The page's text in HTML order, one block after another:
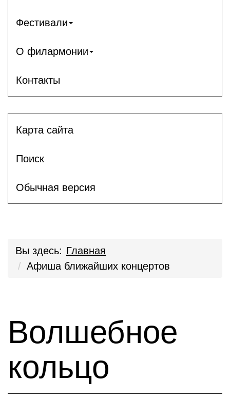
Фестивали
О филармонии
Контакты
Карта сайта
Поиск
Обычная версия
Вы здесь: Главная
Афиша ближайших концертов
Волшебное
кольцо